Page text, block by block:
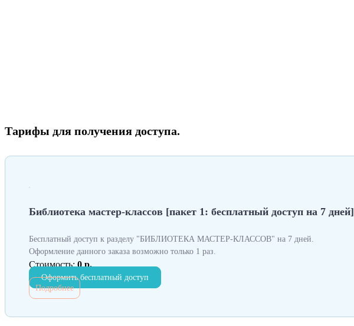
Тарифы для получения доступа.
Библиотека мастер-классов [пакет 1: бесплатный доступ на 7 дней]
Бесплатный доступ к разделу "БИБЛИОТЕКА МАСТЕР-КЛАССОВ" на 7 дней.
Оформление данного заказа возможно только 1 раз.
Стоимость: 0 р.
Оформить бесплатный доступ
Подробнее